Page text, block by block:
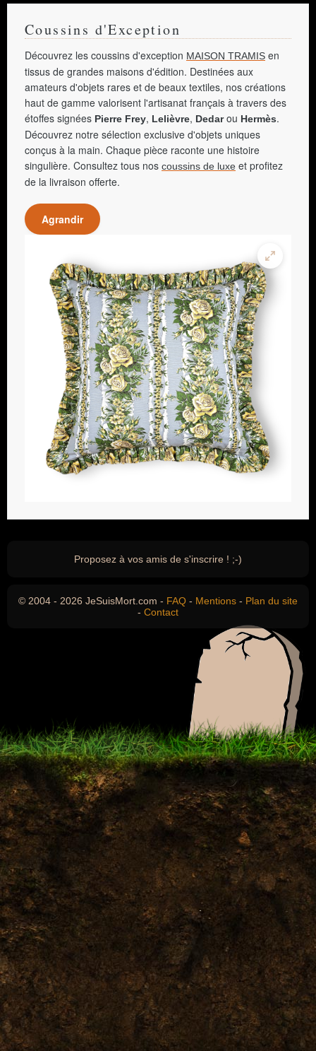
Coussins d'Exception
Découvrez les coussins d'exception MAISON TRAMIS en
tissus de grandes maisons d'édition. Destinées aux
amateurs d'objets rares et de beaux textiles, nos créations
haut de gamme valorisent l'artisanat français à travers des
étoffes signées Pierre Frey, Lelièvre, Dedarou Hermès.
Découvrez notre sélection exclusive d'objets uniques
conçus à la main. Chaque pièce raconte une histoire
singulière. Consultez tous nos coussins de luxe et profitez
de la livraison offerte.
Agrandir
Proposez à vos amis de s'inscrire ! ;-)
© 2004 - 2026 JeSuisMort.com - FAQ - Mentions - Plan du site
- Contact